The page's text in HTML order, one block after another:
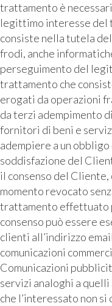
trattamento è
legittimo interesse
consiste nella tutela
frodi, anche
perseguimento del
trattamento che
erogati da operazioni
da terzi adempimento
fornitori di beni e
adempiere a un
soddisfazione del
il consenso del Cliente,
momento revocato
trattamento effettuato
consenso può essere
clienti all’indirizzo
comunicazioni
Comunicazioni
servizi analoghi a
che l’interessato non si